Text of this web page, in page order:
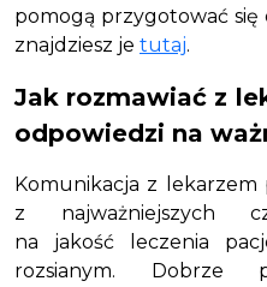
pomogą przygotować
znajdziesz je tutaj.
Jak rozmawiać z
odpowiedzi na
Komunikacja z
z najważniejszych
na jakość leczenia
rozsianym. Dobrze